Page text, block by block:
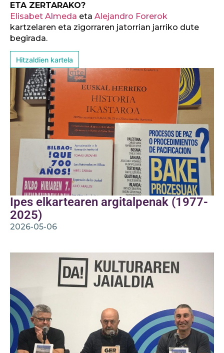
ETA ZERTARAKO?
Elisabet Almeda eta Alejandro Forerok
kartzelaren eta zigorraren jatorrian jarriko dute
begirada.
Hitzaldien kartela
Ipes elkartearen argitalpenak (1977-
2025)
2026-05-06